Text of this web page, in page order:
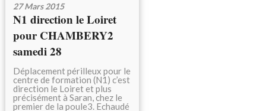
27 Mars 2015
N1 direction le Loiret
pour CHAMBERY2
samedi 28
Déplacement périlleux pour le
centre de formation (N1) c’est
direction le Loiret et plus
précisément à Saran, chez le
premier de la poule3. Echaudé